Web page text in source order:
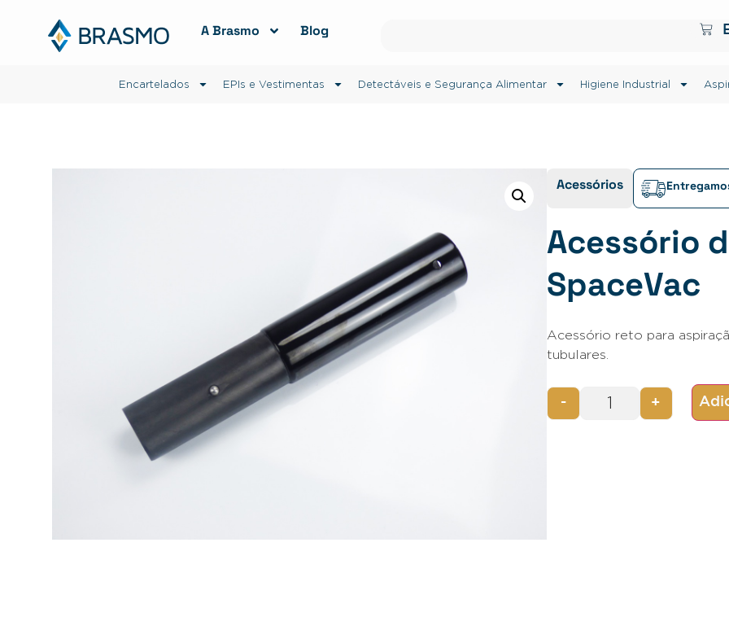
A Brasmo Blog
Encartelados EPIs e Vestimentas Detectáveis e Segurança Alimentar Higiene Industrial
Acessórios
Acessório
SpaceVac
Acessório reto para
tubulares.
- +